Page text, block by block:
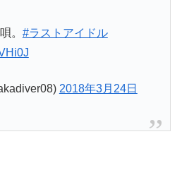
。 #ラストアイドル
2018年3月24日